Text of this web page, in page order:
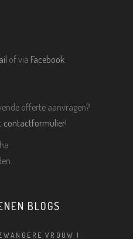
of via Facebook
offerte aanvragen?
contactformulier!
BLOGS
VROUW |